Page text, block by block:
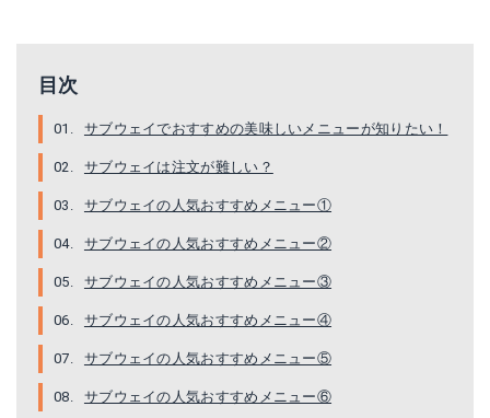
目次
サブウェイでおすすめの美味しいメニューが知りたい！
サブウェイは注文が難しい？
サブウェイの人気おすすめメニュー①
サブウェイの人気おすすめメニュー②
サブウェイの人気おすすめメニュー③
サブウェイの人気おすすめメニュー④
サブウェイの人気おすすめメニュー⑤
サブウェイの人気おすすめメニュー⑥